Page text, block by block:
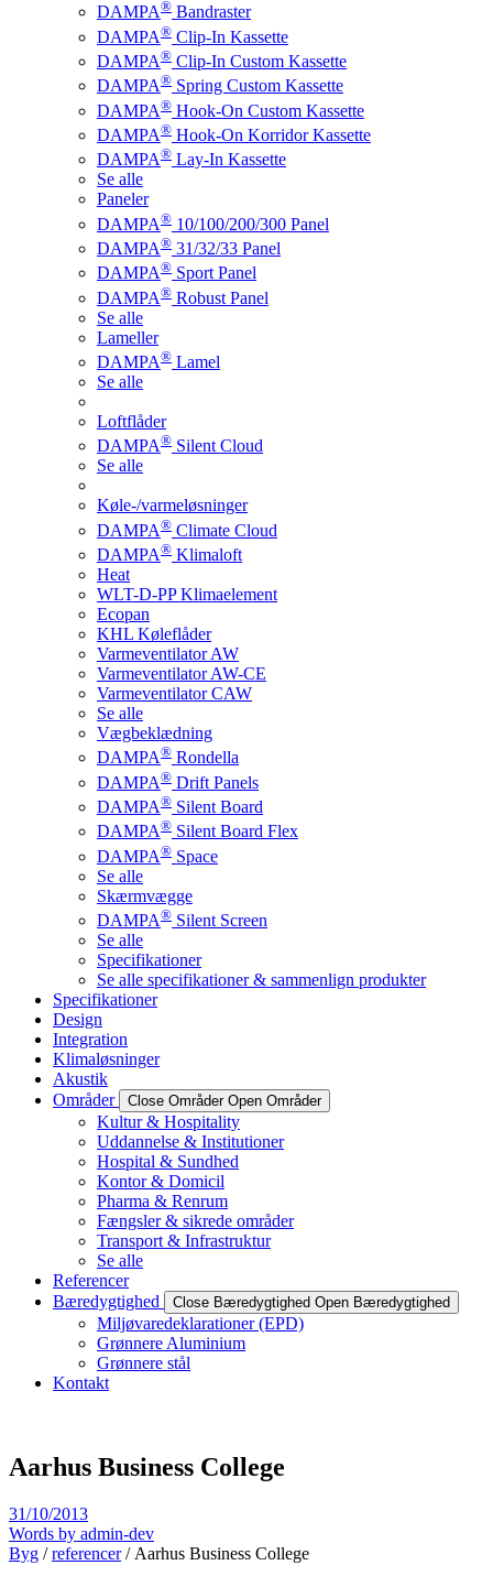
DAMPA® Bandraster
DAMPA® Clip-In Kassette
DAMPA® Clip-In Custom Kassette
DAMPA® Spring Custom Kassette
DAMPA® Hook-On Custom Kassette
DAMPA® Hook-On Korridor Kassette
DAMPA® Lay-In Kassette
Se alle
Paneler
DAMPA® 10/100/200/300 Panel
DAMPA® 31/32/33 Panel
DAMPA® Sport Panel
DAMPA® Robust Panel
Se alle
Lameller
DAMPA® Lamel
Se alle
Loftflåder
DAMPA® Silent Cloud
Se alle
Køle-/varmeløsninger
DAMPA® Climate Cloud
DAMPA® Klimaloft
Heat
WLT-D-PP Klimaelement
Ecopan
KHL Køleflåder
Varmeventilator AW
Varmeventilator AW-CE
Varmeventilator CAW
Se alle
Vægbeklædning
DAMPA® Rondella
DAMPA® Drift Panels
DAMPA® Silent Board
DAMPA® Silent Board Flex
DAMPA® Space
Se alle
Skærmvægge
DAMPA® Silent Screen
Se alle
Specifikationer
Se alle specifikationer & sammenlign produkter
Specifikationer
Design
Integration
Klimaløsninger
Akustik
Områder
Close Områder Open Områder
Kultur & Hospitality
Uddannelse & Institutioner
Hospital & Sundhed
Kontor & Domicil
Pharma & Renrum
Fængsler & sikrede områder
Transport & Infrastruktur
Se alle
Referencer
Bæredygtighed
Close Bæredygtighed Open Bæredygtighed
Miljøvaredeklarationer (EPD)
Grønnere Aluminium
Grønnere stål
Kontakt
Aarhus Business College
31/10/2013
Words by admin-dev
Byg /referencer/ Aarhus Business College